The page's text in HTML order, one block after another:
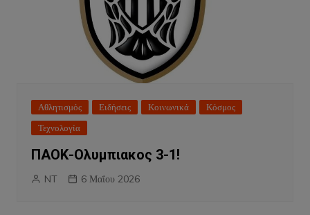
Αθλητισμός Ειδήσεις Κοινωνικά
Κόσμος
Τεχνολογία
ΠΑΟΚ-Ολυμπιακος 3-1!
NT 6 Μαΐου 2026